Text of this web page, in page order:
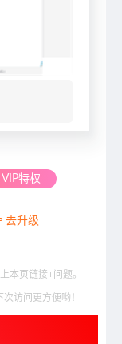
VIP特权
去升级
本页链接+问题。
访问更方便哟！